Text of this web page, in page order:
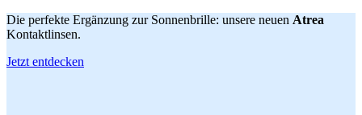
Die perfekte Ergänzung zur Sonnenbrille: unsere neuen Atrea
Kontaktlinsen.
Jetzt entdecken